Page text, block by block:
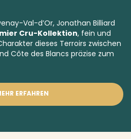
Val-d’Or, Jonathan Billiard
Cru-Kollektion, fein und
dieses Terroirs zwischen
Côte des Blancs präzise zum
ERFAHREN